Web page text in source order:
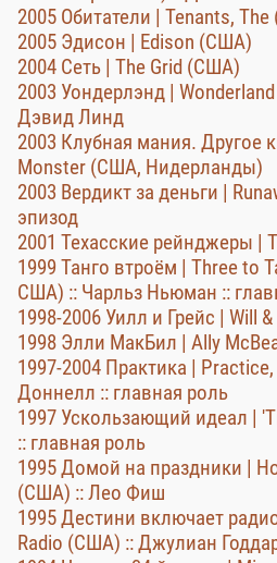
2005 Обитатели | Tenants,
2005 Эдисон | Edison (США)
2004 Сеть | The Grid (США)
2003 Уондерлэнд |
Дэвид Линд
2003 Клубная мания. Другое
Monster (США, Нидерланды)
2003 Вердикт за деньги |
эпизод
2001 Техасские рейнджеры |
1999 Танго втроём | Three to
США) :: Чарльз Ньюман ::
1998-2006 Уилл и Грейс | Will
1998 Элли МакБил | Ally
1997-2004 Практика |
Доннелл :: главная роль
1997 Ускользающий идеал |
:: главная роль
1995 Домой на праздники |
(США) :: Лео Фиш
1995 Дестини включает
Radio (США) :: Джулиан